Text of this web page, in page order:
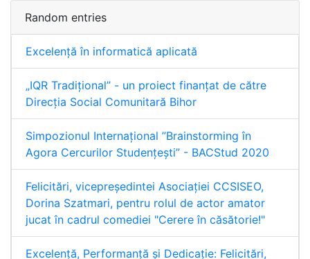
Random entries
Excelență în informatică aplicată
„IQR Tradiţional” - un proiect finanţat de către
Direcţia Social Comunitară Bihor
Simpozionul Internaţional ”Brainstorming în
Agora Cercurilor Studențești” - BACStud 2020
Felicitări, vicepreședintei Asociației CCSISEO,
Dorina Szatmari, pentru rolul de actor amator
jucat în cadrul comediei "Cerere în căsătorie!"
Excelență, Performanță și Dedicație: Felicitări,